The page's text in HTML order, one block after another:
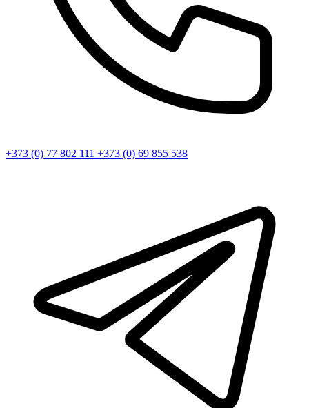
+373 (0) 77 802 111 +373 (0) 69 855 538